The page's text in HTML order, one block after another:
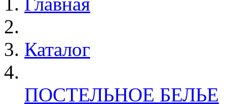
Каталог
ПОСТЕЛЬНОЕ БЕЛЬЕ